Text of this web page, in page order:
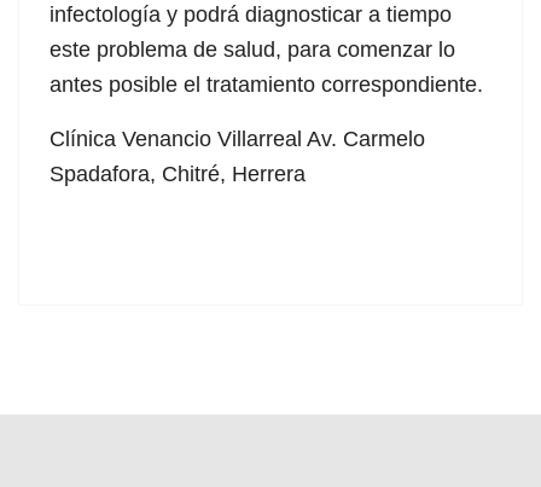
infectología y podrá diagnosticar a tiempo
este problema de salud, para comenzar lo
antes posible el tratamiento correspondiente.
Clínica Venancio Villarreal Av. Carmelo
Spadafora, Chitré, Herrera